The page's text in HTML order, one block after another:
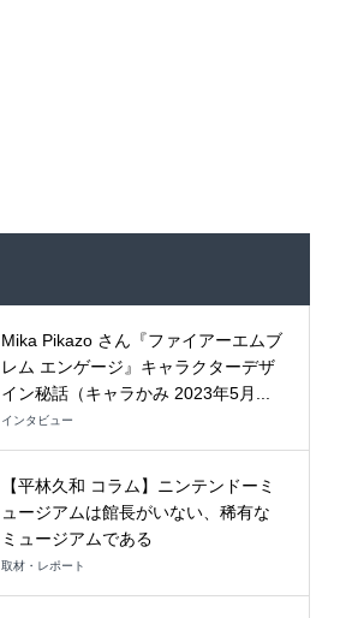
Mika Pikazo さん『ファイアーエムブ
レム エンゲージ』キャラクターデザ
イン秘話（キャラかみ 2023年5月...
インタビュー
【平林久和 コラム】ニンテンドーミ
ュージアムは館長がいない、稀有な
ミュージアムである
取材・レポート